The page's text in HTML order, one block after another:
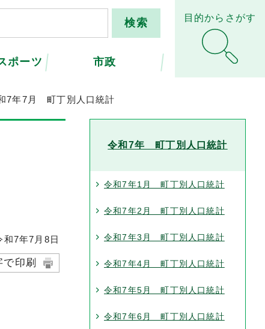
ポーツ 市政
目的からさがす
7年7月 町丁別人口統計
7年7月8日
印刷
令和7年 町丁別人口統計
令和7年1月 町丁別人口統計
令和7年2月 町丁別人口統計
令和7年3月 町丁別人口統計
令和7年4月 町丁別人口統計
令和7年5月 町丁別人口統計
令和7年6月 町丁別人口統計